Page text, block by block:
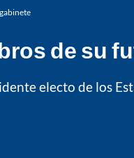
de su
electo de los